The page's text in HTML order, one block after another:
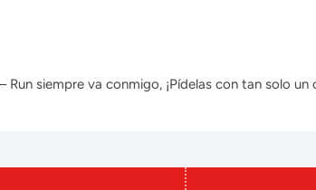
siempre va conmigo, ¡Pídelas con tan solo un